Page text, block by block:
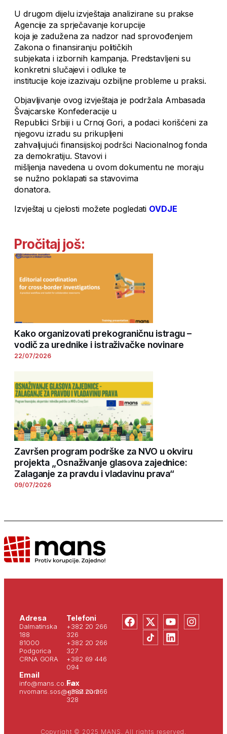
U drugom dijelu izvještaja analizirane su prakse
Agencije za sprječavanje korupcije
koja je zadužena za nadzor nad sprovođenjem
Zakona o finansiranju političkih
subjekata i izbornih kampanja. Predstavljeni su
konkretni slučajevi i odluke te
institucije koje izazivaju ozbiljne probleme u praksi.
Objavljivanje ovog izvještaja je podržala Ambasada
Švajcarske Konfederacije u
Republici Srbiji i u Crnoj Gori, a podaci korišćeni za
njegovu izradu su prikupljeni
zahvaljujući finansijskoj podršci Nacionalnog fonda
za demokratiju. Stavovi i
mišljenja navedena u ovom dokumentu ne moraju
se nužno poklapati sa stavovima
donatora.
Izvještaj u cjelosti možete pogledati OVDJE
Pročitaj još:
Kako organizovati prekograničnu istragu –
vodič za urednike i istraživačke novinare
22/07/2026
Završen program podrške za NVO u okviru
projekta „Osnaživanje glasova zajednice:
Zalaganje za pravdu i vladavinu prava“
09/07/2026
Adresa
Dalmatinska
188
81000
Podgorica
CRNA GORA
Email
info@mans.co.me
nvomans.sos@gmail.com
Telefoni
+382 20 266
326
+382 20 266
327
+382 69 446
094
Fax
+382 20 266
328
Copyright © 2025 MANS. All rights reserved.